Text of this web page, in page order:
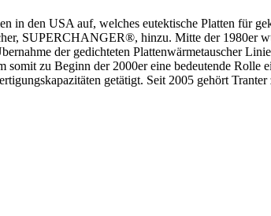
in den USA auf, welches eutektische Platten für
SUPERCHANGER®, hinzu. Mitte der 1980er
der gedichteten Plattenwärmetauscher
somit zu Beginn der 2000er eine bedeutende
getätigt. Seit 2005 gehört